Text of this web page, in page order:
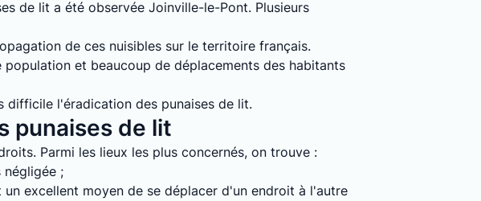
de lit a été observée Joinville-le-Pont. Plusieurs
de ces nuisibles sur le territoire français.
population et beaucoup de déplacements des habitants
difficile l'éradication des punaises de lit.
punaises de lit
Parmi les lieux les plus concernés, on trouve :
;
excellent moyen de se déplacer d'un endroit à l'autre